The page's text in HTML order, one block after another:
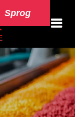
Sprog